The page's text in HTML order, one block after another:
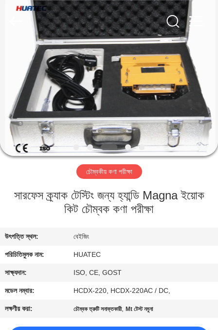
আমাদের
সম্পর্কে
কারখানা
যোগাযোগ
করুন
উদ্ধৃতির
HUATEC
GROUP
CORPORATION.
চৌম্বকীয় কণা পরীক্ষা
সারফেস ক্র্যাক টেস্টিং জন্য হ্যান্ডি Magna ইয়োক
কিট চৌম্বক কণা পরীক্ষা
উৎপত্তি স্থল: বেইজিং
পরিচিতিমুলক নাম: HUATEC
সাক্ষ্যদান: ISO, CE, GOST
মডেল নম্বার: HCDX-220, HCDX-220AC / DC,
লক্ষণীয় করা: চৌম্বক ত্রুটি সনাক্তকারী,Mt টেস্ট নমুনা